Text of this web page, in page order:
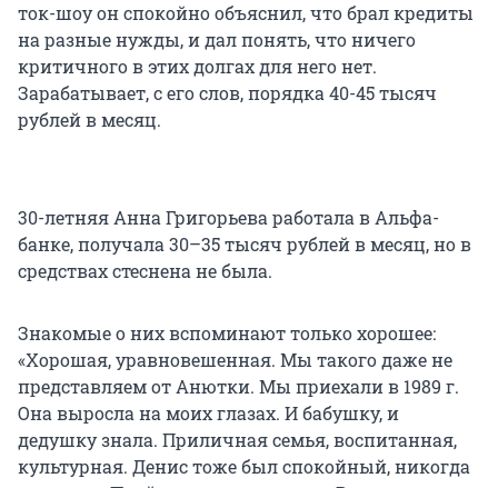
ток-шоу он спокойно объяснил, что брал кредиты
на разные нужды, и дал понять, что ничего
критичного в этих долгах для него нет.
Зарабатывает, с его слов, порядка 40-45 тысяч
рублей в месяц.
30-летняя Анна Григорьева работала в Альфа-
банке, получала 30–35 тысяч рублей в месяц, но в
средствах стеснена не была.
Знакомые о них вспоминают только хорошее:
«Хорошая, уравновешенная. Мы такого даже не
представляем от Анютки. Мы приехали в 1989 г.
Она выросла на моих глазах. И бабушку, и
дедушку знала. Приличная семья, воспитанная,
культурная. Денис тоже был спокойный, никогда